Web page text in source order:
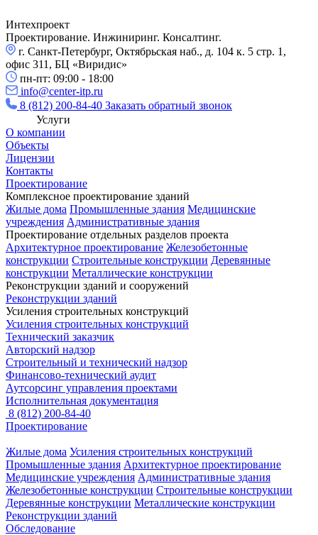
Интехпроект
Проектирование. Инжиниринг. Консалтинг.
г. Санкт-Петербург, Октябрьская наб., д. 104 к. 5 стр. 1,
офис 311, БЦ «Виридис»
пн-пт: 09:00 - 18:00
info@center-itp.ru
8 (812) 200-84-40 Заказать обратный звонок
Услуги
О компании
Объекты
Лицензии
Контакты
Проектирование
Комплексное проектирование зданий
Жилые дома Промышленные здания Медицинские
учреждения Административные здания
Проектирование отдельных разделов проекта
Архитектурное проектирование Железобетонные
конструкции Строительные конструкции Деревянные
конструкции Металлические конструкции
Реконструкции зданий и сооружений
Реконструкции зданий
Усиления строительных конструкций
Усиления строительных конструкций
Технический заказчик
Авторский надзор
Строительный и технический надзор
Финансово-технический аудит
Аутсорсинг управления проектами
Исполнительная документация
8 (812) 200-84-40
Проектирование
Жилые дома Усиления строительных конструкций
Промышленные здания Архитектурное проектирование
Медицинские учреждения Административные здания
Железобетонные конструкции Строительные конструкции
Деревянные конструкции Металлические конструкции
Реконструкции зданий
Обследование